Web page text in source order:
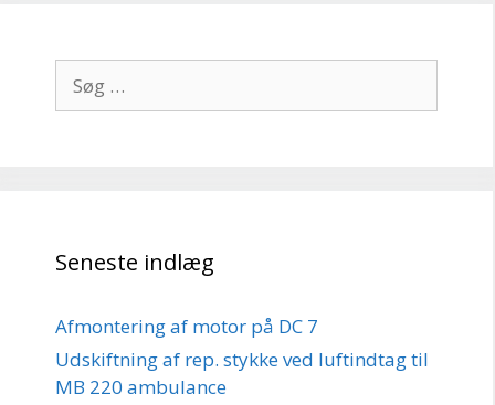
efter:
Seneste indlæg
Afmontering af motor på DC 7
Udskiftning af rep. stykke ved luftindtag til
MB 220 ambulance